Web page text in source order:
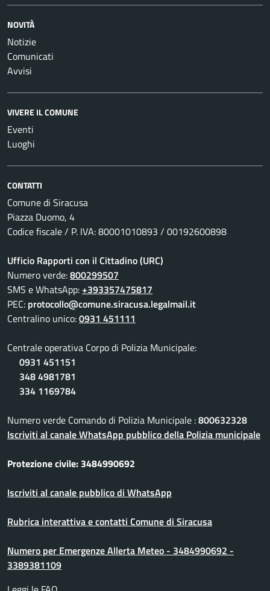
NOVITÀ
Notizie
Comunicati
Avvisi
VIVERE IL COMUNE
Eventi
Luoghi
CONTATTI
Comune di Siracusa
Piazza Duomo, 4
Codice fiscale / P. IVA: 80001010893 / 00192600898
Ufficio Rapporti con il Cittadino (URC)
Numero verde:800299507
SMS e WhatsApp:+393357475817
PEC: protocollo@comune.siracusa.legalmail.it
Centralino unico:0931 451111
Centrale operativa Corpo di Polizia Municipale:
0931 451151
348 4981781
334 1169784
Numero verde Comando di Polizia Municipale :800632328
Iscriviti al canale WhatsApp pubblico della Polizia municipale
Protezione civile: 3484990692
Iscriviti al canale pubblico di WhatsApp
Rubrica interattiva e contatti Comune di Siracusa
Numero per Emergenze Allerta Meteo - 3484990692 -
3389381109